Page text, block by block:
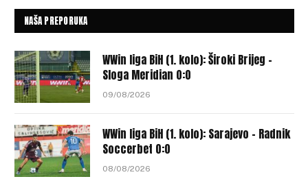
NAŠA PREPORUKA
WWin liga BiH (1. kolo): Široki Brijeg –
Sloga Meridian 0:0
09/08/2026
WWin liga BiH (1. kolo): Sarajevo – Radnik
Soccerbet 0:0
08/08/2026